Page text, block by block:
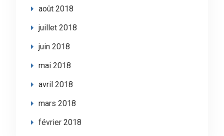
août 2018
juillet 2018
juin 2018
mai 2018
avril 2018
mars 2018
février 2018